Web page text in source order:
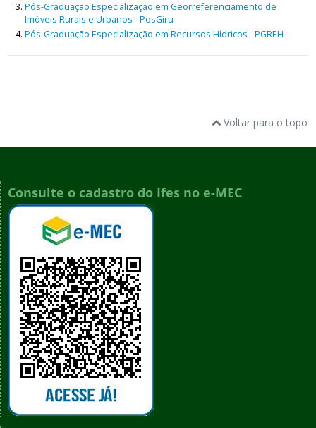
Pós-Graduação Especialização em Georreferenciamento de
Imóveis Rurais e Urbanos - PosGiru
Pós-Graduação Especialização em Recursos Hídricos - PGREH
Voltar para o topo
Consulte o cadastro do Ifes no e-MEC